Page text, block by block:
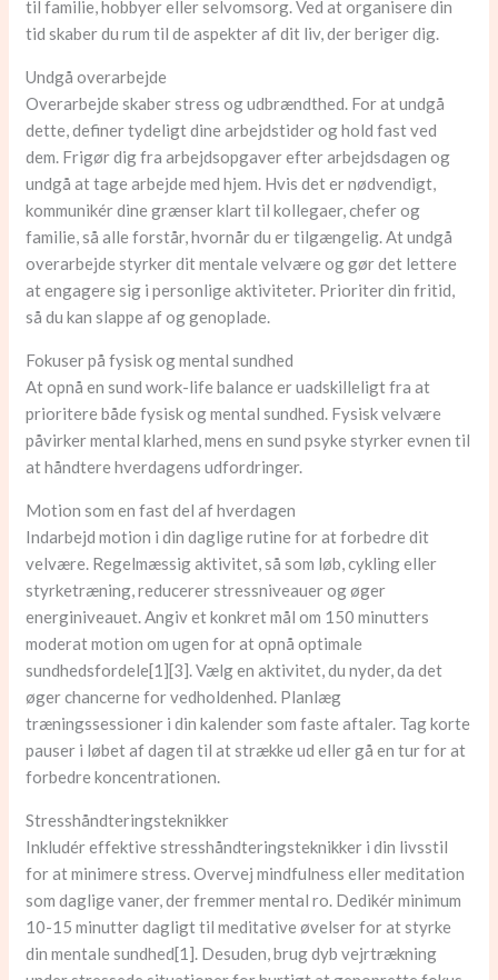
til familie, hobbyer eller selvomsorg. Ved at organisere din
tid skaber du rum til de aspekter af dit liv, der beriger dig.
Undgå overarbejde
Overarbejde skaber stress og udbrændthed. For at undgå
dette, definer tydeligt dine arbejdstider og hold fast ved
dem. Frigør dig fra arbejdsopgaver efter arbejdsdagen og
undgå at tage arbejde med hjem. Hvis det er nødvendigt,
kommunikér dine grænser klart til kollegaer, chefer og
familie, så alle forstår, hvornår du er tilgængelig. At undgå
overarbejde styrker dit mentale velvære og gør det lettere
at engagere sig i personlige aktiviteter. Prioriter din fritid,
så du kan slappe af og genoplade.
Fokuser på fysisk og mental sundhed
At opnå en sund work-life balance er uadskilleligt fra at
prioritere både fysisk og mental sundhed. Fysisk velvære
påvirker mental klarhed, mens en sund psyke styrker evnen til
at håndtere hverdagens udfordringer.
Motion som en fast del af hverdagen
Indarbejd motion i din daglige rutine for at forbedre dit
velvære. Regelmæssig aktivitet, så som løb, cykling eller
styrketræning, reducerer stressniveauer og øger
energiniveauet. Angiv et konkret mål om 150 minutters
moderat motion om ugen for at opnå optimale
sundhedsfordele[1][3]. Vælg en aktivitet, du nyder, da det
øger chancerne for vedholdenhed. Planlæg
træningssessioner i din kalender som faste aftaler. Tag korte
pauser i løbet af dagen til at strække ud eller gå en tur for at
forbedre koncentrationen.
Stresshåndteringsteknikker
Inkludér effektive stresshåndteringsteknikker i din livsstil
for at minimere stress. Overvej mindfulness eller meditation
som daglige vaner, der fremmer mental ro. Dedikér minimum
10-15 minutter dagligt til meditative øvelser for at styrke
din mentale sundhed[1]. Desuden, brug dyb vejrtrækning